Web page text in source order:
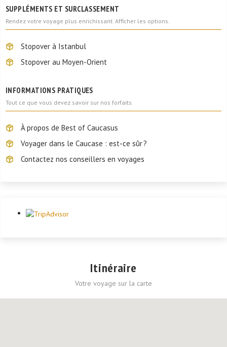
SUPPLÉMENTS ET SURCLASSEMENT
Rendez votre voyage plus enrichissant. Afficher les options.
Stopover à Istanbul
Stopover au Moyen-Orient
INFORMATIONS PRATIQUES
Tout ce que vous devez savoir sur nos forfaits.
À propos de Best of Caucasus
Voyager dans le Caucase : est-ce sûr ?
Contactez nos conseillers en voyages
Itinéraire
Votre voyage sur la carte